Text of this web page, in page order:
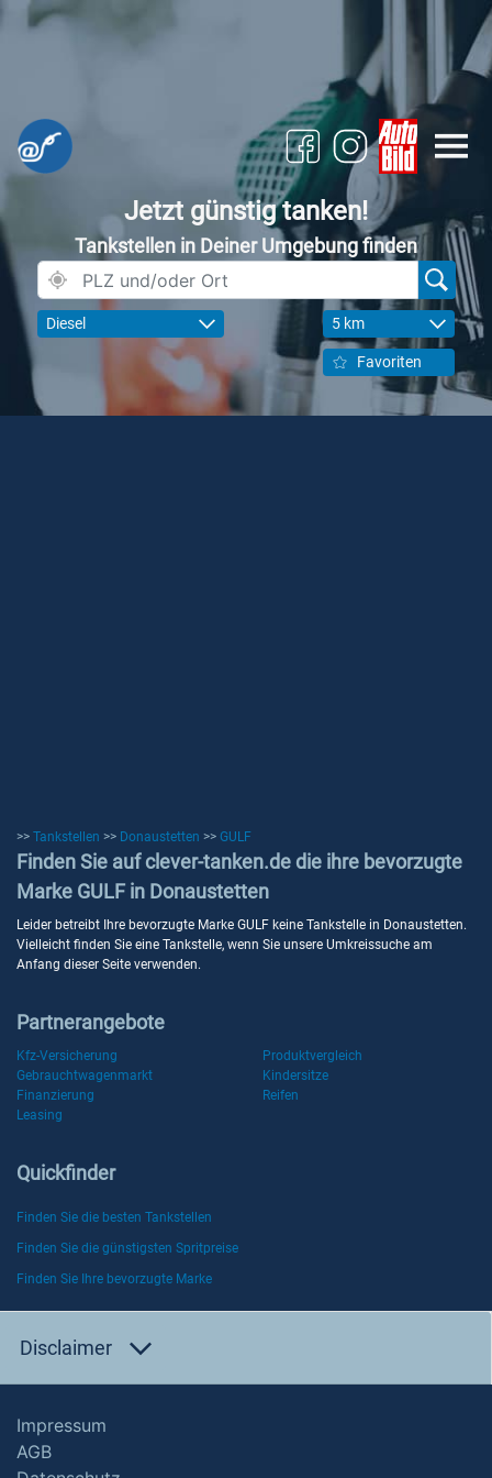
Jetzt günstig tanken!
Tankstellen in Deiner Umgebung finden
Diesel 5 km
Favoriten
>> Tankstellen >> Donaustetten >> GULF
Finden Sie auf clever-tanken.de die ihre bevorzugte
Marke GULF in Donaustetten
Leider betreibt Ihre bevorzugte Marke GULF keine Tankstelle in Donaustetten.
Vielleicht finden Sie eine Tankstelle, wenn Sie unsere Umkreissuche am
Anfang dieser Seite verwenden.
Partnerangebote
Kfz-Versicherung
Produktvergleich
Gebrauchtwagenmarkt
Kindersitze
Finanzierung
Reifen
Leasing
Quickfinder
Finden Sie die besten Tankstellen
Finden Sie die günstigsten Spritpreise
Finden Sie Ihre bevorzugte Marke
Disclaimer
Impressum
AGB